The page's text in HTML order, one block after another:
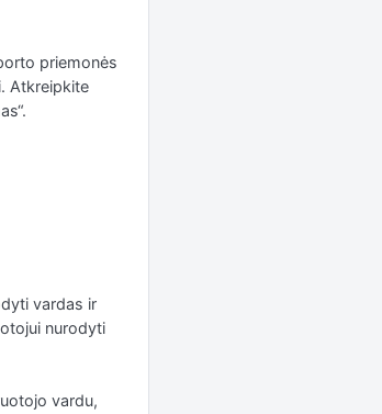
priemonės
Atkreipkite
vardas ir
nurodyti
vardu,